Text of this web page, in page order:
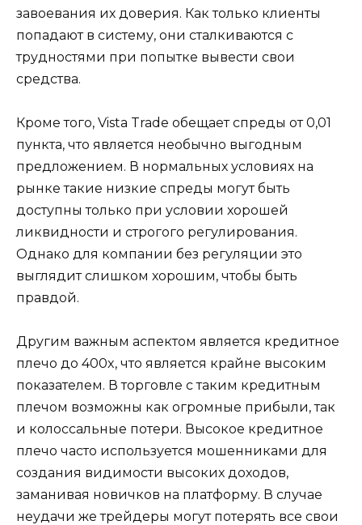
завоевания их доверия. Как только клиенты
попадают в систему, они сталкиваются с
трудностями при попытке вывести свои
средства.
Кроме того, Vista Trade обещает спреды от 0,01
пункта, что является необычно выгодным
предложением. В нормальных условиях на
рынке такие низкие спреды могут быть
доступны только при условии хорошей
ликвидности и строгого регулирования.
Однако для компании без регуляции это
выглядит слишком хорошим, чтобы быть
правдой.
Другим важным аспектом является кредитное
плечо до 400x, что является крайне высоким
показателем. В торговле с таким кредитным
плечом возможны как огромные прибыли, так
и колоссальные потери. Высокое кредитное
плечо часто используется мошенниками для
создания видимости высоких доходов,
заманивая новичков на платформу. В случае
неудачи же трейдеры могут потерять все свои